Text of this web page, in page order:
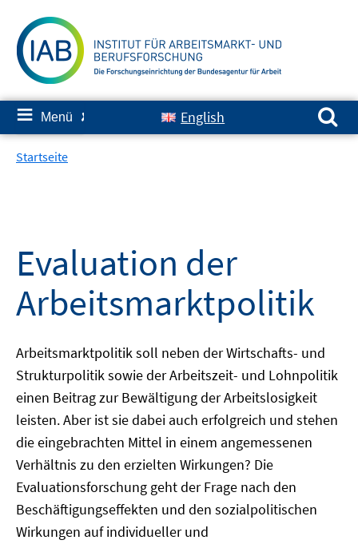
zum
Inhalt
≡ Menü ✘ English
Suchen nach:
Startseite
Evaluation der
Arbeitsmarktpolitik
Arbeitsmarktpolitik soll neben der Wirtschafts- und
Strukturpolitik sowie der Arbeitszeit- und Lohnpolitik
einen Beitrag zur Bewältigung der Arbeitslosigkeit
leisten. Aber ist sie dabei auch erfolgreich und stehen
die eingebrachten Mittel in einem angemessenen
Verhältnis zu den erzielten Wirkungen? Die
Evaluationsforschung geht der Frage nach den
Beschäftigungseffekten und den sozialpolitischen
Wirkungen auf individueller und